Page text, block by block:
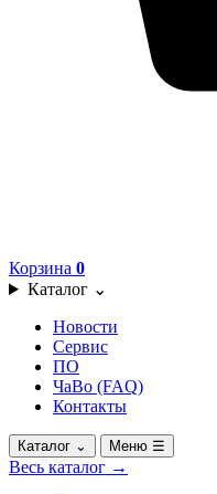
Корзина 0
Каталог ⌄
Новости
Сервис
ПО
ЧаВо (FAQ)
Контакты
Каталог ⌄ Меню ☰
Весь каталог →